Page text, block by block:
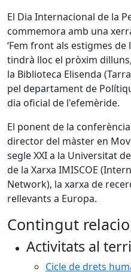
El Dia Internacional de la
commemora amb una
‘Fem front als estigmes
tindrà lloc el pròxim
la Biblioteca Elisenda
pel departament de
dia oficial de l'efemèride.
El ponent de la
director del màster en
segle XXI a la Universitat
de la Xarxa IMISCOE
Network), la xarxa de
rellevants a Europa.
Contingut
Activitats al
Cicle de drets